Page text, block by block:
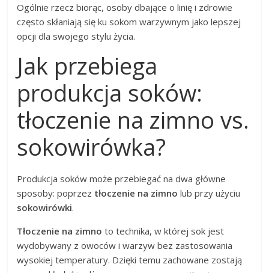
Ogólnie rzecz biorąc, osoby dbające o linię i zdrowie
często skłaniają się ku sokom warzywnym jako lepszej
opcji dla swojego stylu życia.
Jak przebiega
produkcja soków:
tłoczenie na zimno vs.
sokowirówka?
Produkcja soków może przebiegać na dwa główne
sposoby: poprzez tłoczenie na zimno lub przy użyciu
sokowirówki.
Tłoczenie na zimno to technika, w której sok jest
wydobywany z owoców i warzyw bez zastosowania
wysokiej temperatury. Dzięki temu zachowane zostają